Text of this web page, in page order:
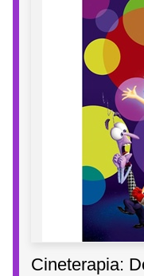
Cineterapia: